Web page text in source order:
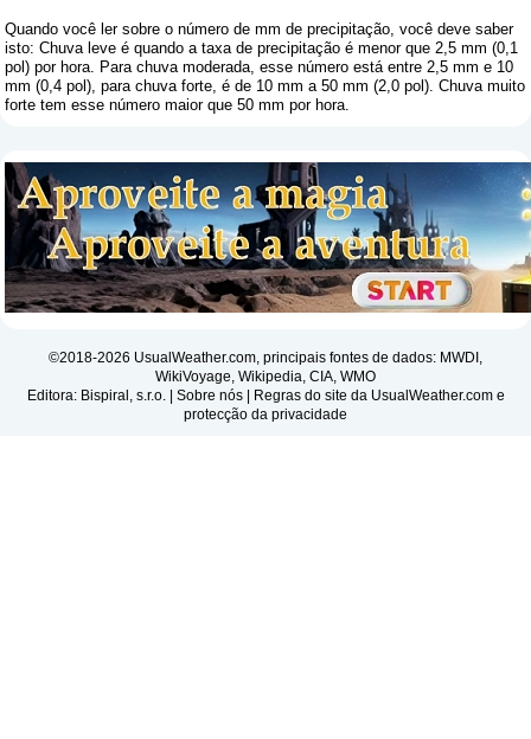
Quando você ler sobre o número de mm de precipitação, você deve saber
isto: Chuva leve é ​​quando a taxa de precipitação é menor que 2,5 mm (0,1
pol) por hora. Para chuva moderada, esse número está entre 2,5 mm e 10
mm (0,4 pol), para chuva forte, é de 10 mm a 50 mm (2,0 pol). Chuva muito
forte tem esse número maior que 50 mm por hora.
©2018-2026 UsualWeather.com, principais fontes de dados: MWDI,
WikiVoyage, Wikipedia, CIA, WMO
Editora: Bispiral, s.r.o. | Sobre nós| Regras do site da UsualWeather.com e
protecção da privacidade